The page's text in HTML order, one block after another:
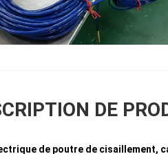
DE
de poutre de cisaillement,